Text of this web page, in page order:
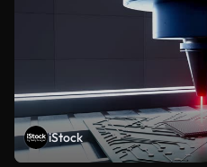
iStock